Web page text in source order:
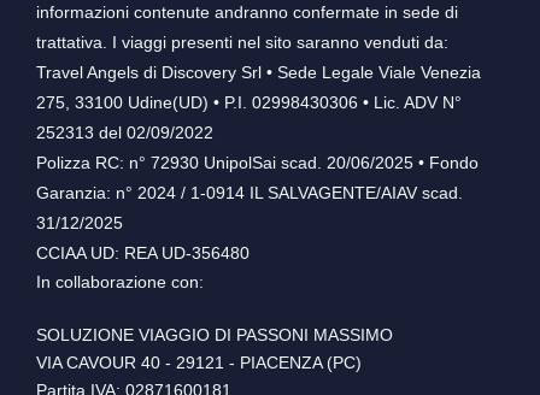
informazioni contenute andranno confermate in sede di
trattativa. I viaggi presenti nel sito saranno venduti da:
Travel Angels di Discovery Srl • Sede Legale Viale Venezia
275, 33100 Udine(UD) • P.I. 02998430306 • Lic. ADV N°
252313 del 02/09/2022
Polizza RC: n° 72930 UnipolSai scad. 20/06/2025 • Fondo
Garanzia: n° 2024 / 1-0914 IL SALVAGENTE/AIAV scad.
31/12/2025
CCIAA UD: REA UD-356480
In collaborazione con:
SOLUZIONE VIAGGIO DI PASSONI MASSIMO
VIA CAVOUR 40 - 29121 - PIACENZA (PC)
Partita IVA: 02871600181